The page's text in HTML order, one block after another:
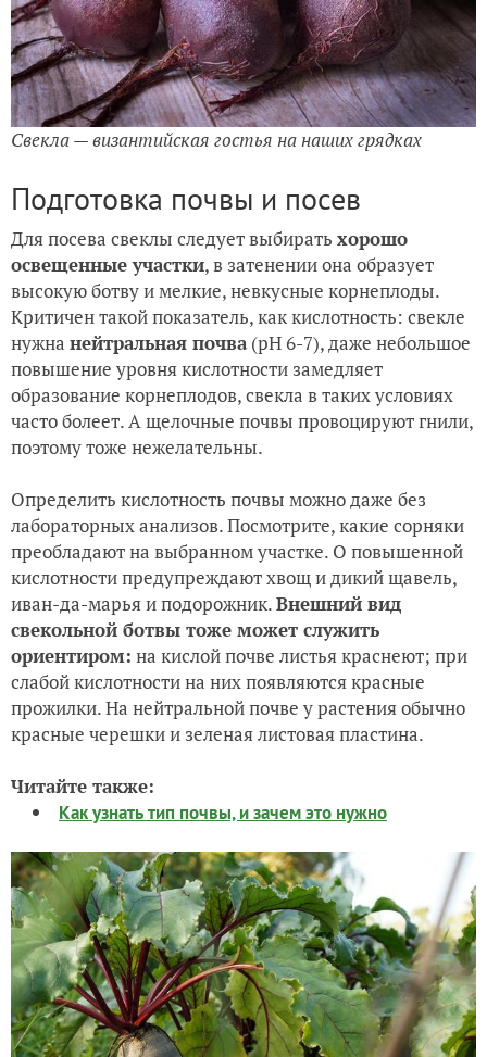
Свекла — византийская гостья на наших грядках
Подготовка почвы и посев
Для посева свеклы следует выбирать хорошо
освещенные участки, в затенении она образует
высокую ботву и мелкие, невкусные корнеплоды.
Критичен такой показатель, как кислотность: свекле
нужна нейтральная почва(pH 6-7), даже небольшое
повышение уровня кислотности замедляет
образование корнеплодов, свекла в таких условиях
часто болеет. А щелочные почвы провоцируют гнили,
поэтому тоже нежелательны.
Определить кислотность почвы можно даже без
лабораторных анализов. Посмотрите, какие сорняки
преобладают на выбранном участке. О повышенной
кислотности предупреждают хвощ и дикий щавель,
иван-да-марья и подорожник.Внешний вид
свекольной ботвы тоже может служить
ориентиром: на кислой почве листья краснеют; при
слабой кислотности на них появляются красные
прожилки. На нейтральной почве у растения обычно
красные черешки и зеленая листовая пластина.
Читайте также:
Как узнать тип почвы, и зачем это нужно